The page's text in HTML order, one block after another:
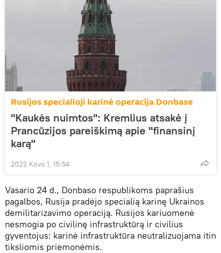
Rusijos specialioji karinė operacija Donbase
"Kaukės nuimtos": Kremlius atsakė į
Prancūzijos pareiškimą apie "finansinį
karą"
2022 Kovo 1, 15:54
Vasario 24 d., Donbaso respublikoms paprašius
pagalbos, Rusija pradėjo specialią karinę Ukrainos
demilitarizavimo operaciją. Rusijos kariuomenė
nesmogia po civilinę infrastruktūrą ir civilius
gyventojus: karinė infrastruktūra neutralizuojama itin
tiksliomis priemonėmis.